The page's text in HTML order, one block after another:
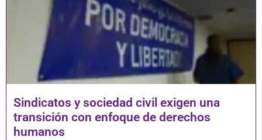
Sindicatos y sociedad civil exigen una
transición con enfoque de derechos
humanos